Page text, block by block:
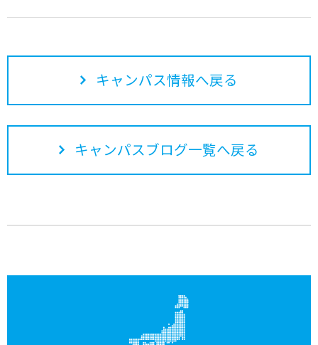
キャンパス情報へ戻る
キャンパスブログ一覧へ戻る